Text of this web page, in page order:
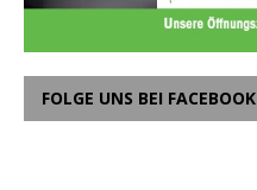
FOLGE UNS BEI FACEBOOK